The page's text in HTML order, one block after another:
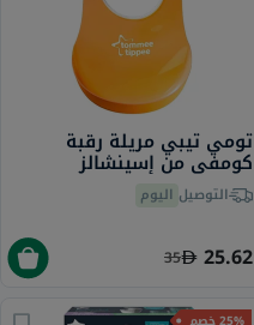
تومي تيبي مريلة رقبة
كومفي من إسينشالز
أشهر فما فوق
التوصيل اليوم
25.62
35